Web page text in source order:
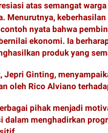
atas semangat
Menurutnya,
nyata bahwa
ekonomi. Ia
produk yang
Jepri Ginting,
oleh Rico Alviano
pihak menjadi
dalam menghadirkan